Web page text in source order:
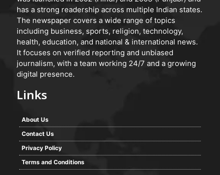
has a strong readership across multiple Indian states.
The newspaper covers a wide range of topics
including business, sports, religion, technology,
health, education, and national & international news.
It focuses on verified reporting and unbiased
journalism, with a team working 24/7 and a growing
digital presence.
Links
About Us
Contact Us
Privacy Policy
Terms and Conditions